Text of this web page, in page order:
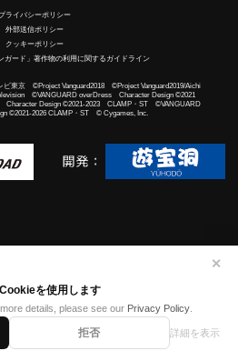
を使用します
details, please see our Privacy Policy.
拒否 詳細を表示
✕
ライバシーポリシー
外部送信ポリシー
クッキーポリシー
ガード」著作物の利用に関するガイドライン
東京 ©Project Vanguard2018 ©Project Vanguard2019/Aichi
©VANGUARD overDress Character Design ©2021
Design ©2021-2023 CLAMP・ST ©VANGUARD
©2021-2026 CLAMP・ST © Cygames, Inc.